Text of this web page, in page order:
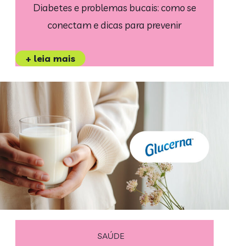
Diabetes e problemas bucais: como se
conectam e dicas para prevenir
+ leia mais
SAÚDE